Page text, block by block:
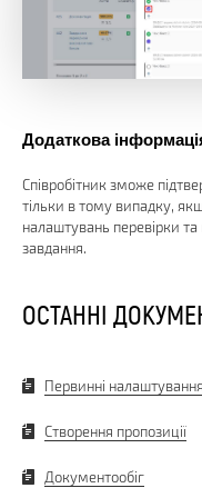
Додаткова
Співробітник зможе
тільки в тому випадку,
налаштувань перевірки
завдання.
ОСТАННІ
Первинні налаштування
Створення пропозиції
Документообіг